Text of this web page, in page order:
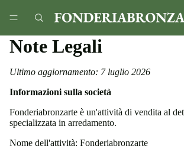
Note Legali
Ultimo aggiornamento: 7 luglio 2026
Informazioni sulla società
Fonderiabronzarte è un'attività di vendita al
specializzata in arredamento.
Nome dell'attività: Fonderiabronzarte